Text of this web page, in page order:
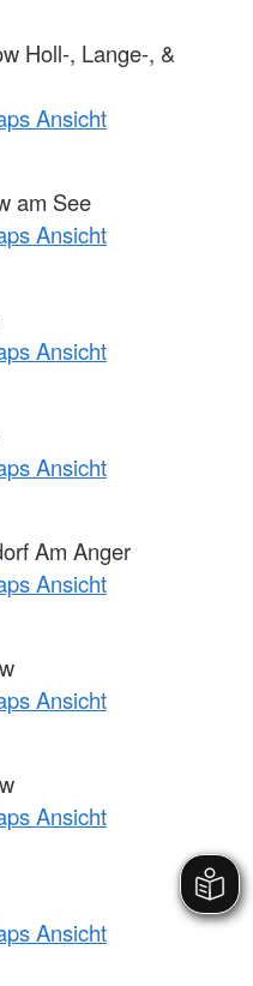
Holl-, Lange-, &
Ansicht
am See
Ansicht
Ansicht
Ansicht
Am Anger
Ansicht
Ansicht
Ansicht
Ansicht